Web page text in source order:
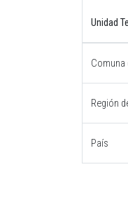
Unidad
Comuna
Región
País